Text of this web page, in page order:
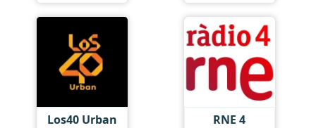
Los40 Urban RNE 4